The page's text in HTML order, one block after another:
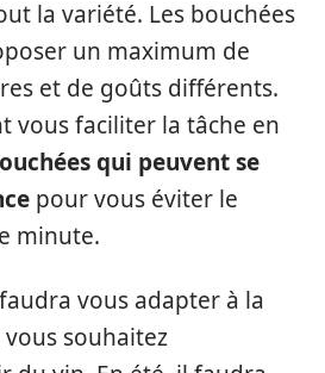
la variété. Les bouchées
un maximum de
et de goûts différents.
vous faciliter la tâche en
qui peuvent se
pour vous éviter le
minute.
vous adapter à la
souhaitez